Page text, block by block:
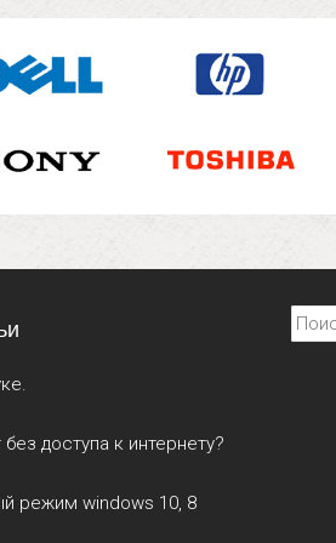
доступа к интернету?
режим windows 10, 8